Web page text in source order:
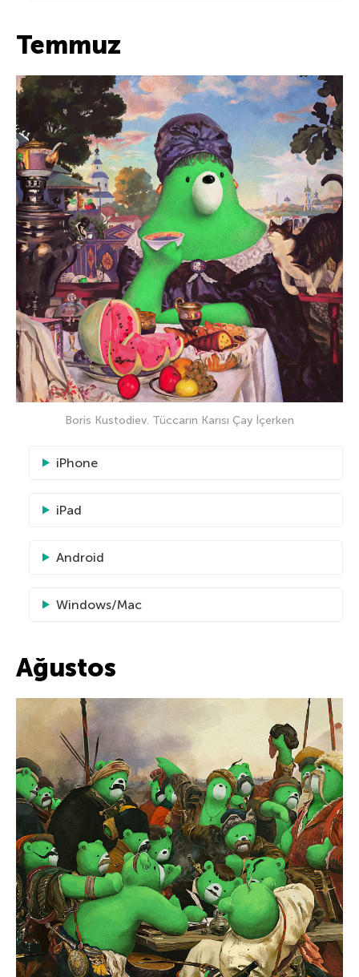
Temmuz
Boris Kustodiev. Tüccarın Karısı Çay İçerken
iPhone
iPad
Android
Windows/Mac
Ağustos